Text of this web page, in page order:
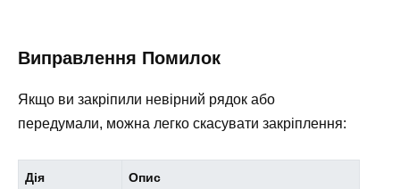
Виправлення Помилок
Якщо ви закріпили невірний рядок або
передумали, можна легко скасувати закріплення:
Дія Опис